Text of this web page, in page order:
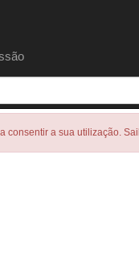
consentir a sua utilização.